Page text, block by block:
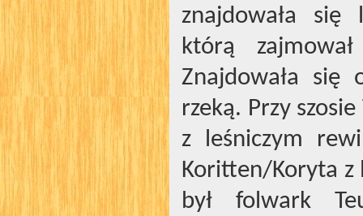
znajdowała się
którą
Znajdowała się
rzeką. Przy
z leśniczym
Koritten/Koryta z
był folwark